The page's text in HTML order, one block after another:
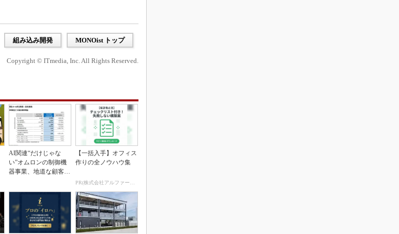
組み込み開発 MONOist トップ
Copyright © ITmedia, Inc. All Rights Reserved.
AI関連“だけじゃな
い”オムロンの制御機
器事業、地道な顧客基
【一括入手】オフィス
作りの全ノウハウ集
PR(株式会社アルファーテクノ)